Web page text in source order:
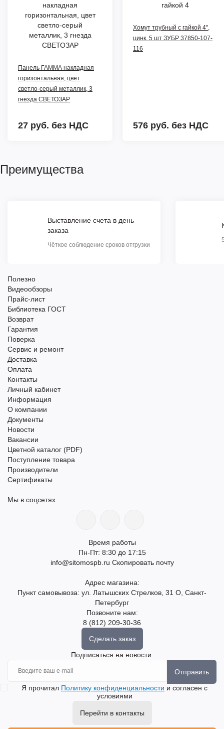
Панель ГАММА накладная
горизонтальная, цвет
светло-серый металлик, 3
гнезда СВЕТОЗАР
27 руб. без НДС
Хомут трубный с гайкой 4",
цинк, 5 шт ЗУБР 37850-107-
116
576 руб. без НДС
Преимущества
Выставление счета в день
заказа
Чёткое соблюдение сроков отгрузки
Полезно
Видеообзоры
Прайс-лист
Библиотека ГОСТ
Возврат
Гарантия
Поверка
Сервис и ремонт
Доставка
Оплата
Контакты
Личный кабинет
Информация
О компании
Документы
Новости
Вакансии
Цветной каталог (PDF)
Поступление товара
Производители
Сертификаты
Мы в соцсетях
Время работы
Пн-Пт: 8:30 до 17:15
info@sitomospb.ru Скопировать почту
Адрес магазина:
Пункт самовывоза: ул. Латышских Стрелков, 31 О, Санкт-
Петербург
Позвоните нам:
8 (812) 209-30-36
Сделать заказ
Подписаться на новости:
Отправить
Я прочитал Политику конфиденциальности и согласен с
условиями
Перейти в контакты